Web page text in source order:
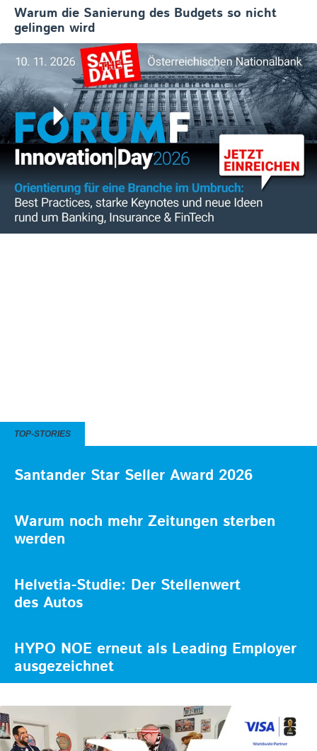
Warum die Sanierung des Budgets so nicht
gelingen wird
TOP-STORIES
Santander Star Seller Award 2026
Warum noch mehr Zeitungen sterben
werden
Helvetia-Studie: Der Stellenwert
des Autos
HYPO NOE erneut als Leading Employer
ausgezeichnet